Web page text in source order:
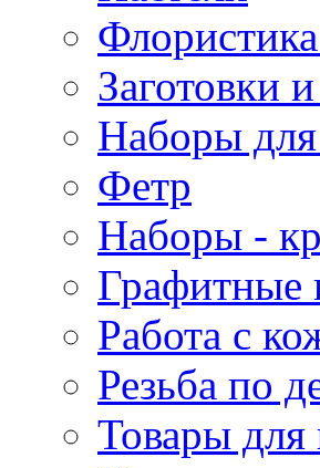
Заготовки
Наборы для
Фетр
Наборы -
Графитные
Работа с
Резьба по
Товары для